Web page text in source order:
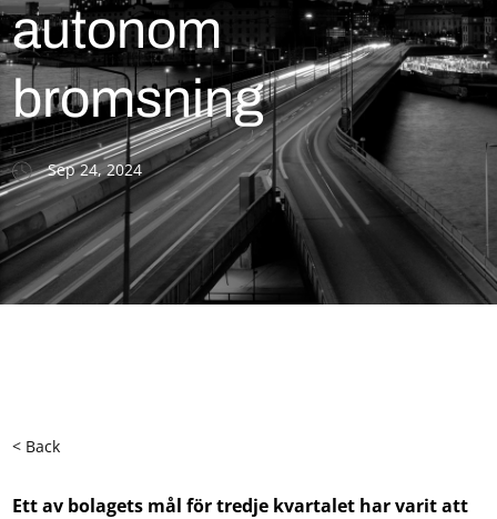
autonom
bromsning
Sep 24, 2024
< Back
Ett av bolagets mål för tredje kvartalet har varit att